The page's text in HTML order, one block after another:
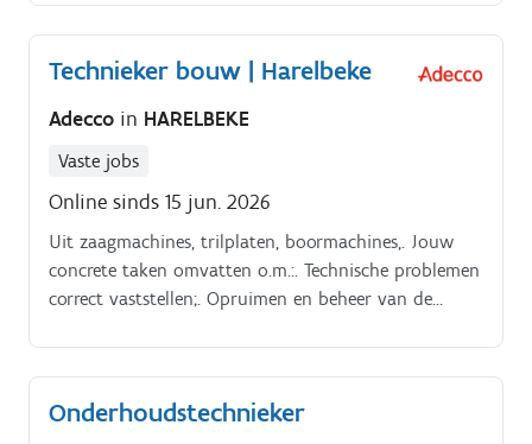
Technieker bouw | Harelbeke
Adecco in HARELBEKE
Vaste jobs
Online sinds 15 jun. 2026
Uit zaagmachines, trilplaten, boormachines,. Jouw
concrete taken omvatten o.m.:. Technische problemen
correct vaststellen;. Opruimen en beheer van de
Onderhoudstechnieker